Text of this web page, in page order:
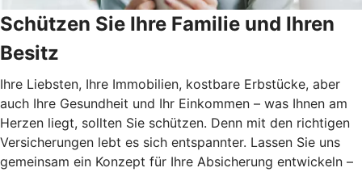
Schützen Sie Ihre Familie und Ihren
Besitz
Ihre Liebsten, Ihre Immobilien, kostbare Erbstücke, aber
auch Ihre Gesundheit und Ihr Einkommen – was Ihnen am
Herzen liegt, sollten Sie schützen. Denn mit den richtigen
Versicherungen lebt es sich entspannter. Lassen Sie uns
gemeinsam ein Konzept für Ihre Absicherung entwickeln –